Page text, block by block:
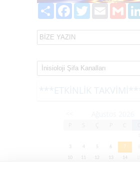
PaylaşFacebook
TwitterEmail
3
4 5 6 7
10
12 13 14